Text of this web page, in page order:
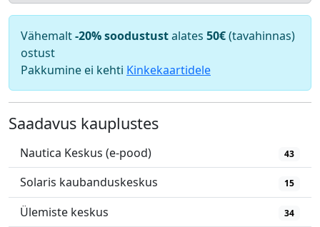
Vähemalt-20% soodustustalates 50€(tavahinnas)
ostust
Pakkumine ei kehti Kinkekaartidele
Saadavus kauplustes
Nautica Keskus (e-pood) 43
Solaris kaubanduskeskus 15
Ülemiste keskus 34